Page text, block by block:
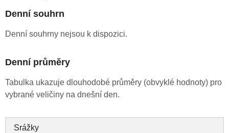
Denní souhrn
Denní souhrny nejsou k dispozici.
Denní průměry
Tabulka ukazuje dlouhodobé průměry (obvyklé hodnoty) pro
vybrané veličiny na dnešní den.
Srážky